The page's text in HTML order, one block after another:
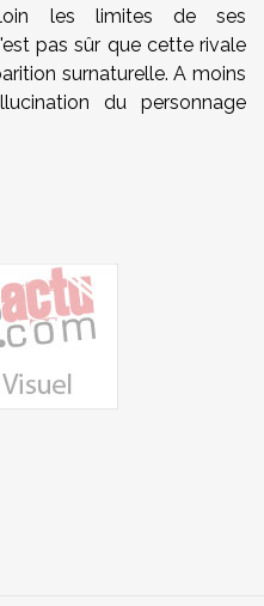
les limites de ses
pas sûr que cette rivale
surnaturelle. A moins
du personnage